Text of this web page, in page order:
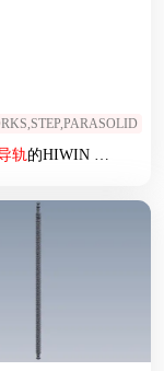
轨的HIWIN HGR15R轨道